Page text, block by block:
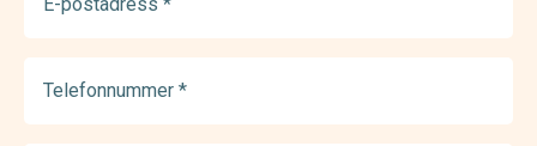
postadress
(Required)